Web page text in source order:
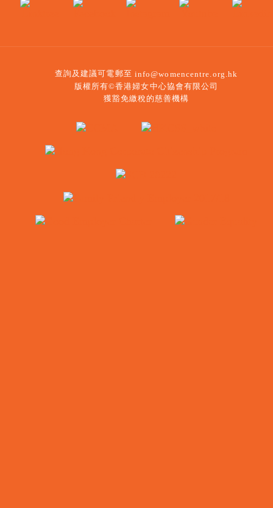
查詢及建議可電郵至 info@womencentre.org.hk
版權所有©香港婦女中心協會有限公司
獲豁免繳稅的慈善機構